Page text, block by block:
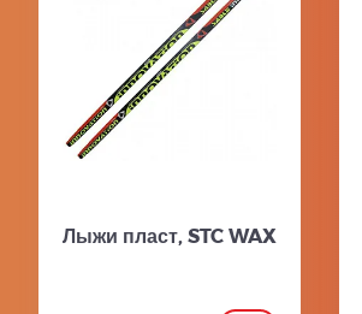
Лыжи пласт, STC WAX